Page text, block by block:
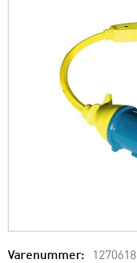
Varenummer:
1270618